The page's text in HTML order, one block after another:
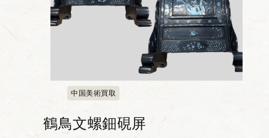
中国美術買取
鶴鳥文螺鈿硯屏